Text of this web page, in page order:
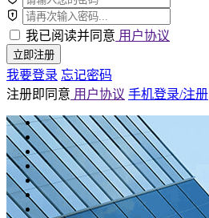
我已阅读并同意 用户协议
立即注册
我要登录 忘记密码
注册即同意 用户协议 手机登录/注册